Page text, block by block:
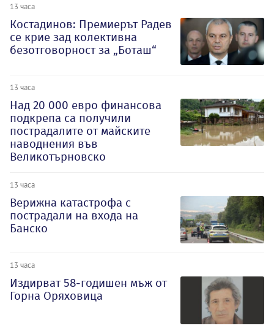
13 часа
Костадинов: Премиерът Радев
се крие зад колективна
безотговорност за „Боташ“
13 часа
Над 20 000 евро финансова
подкрепа са получили
пострадалите от майските
наводнения във
Великотърновско
13 часа
Верижна катастрофа с
пострадали на входа на
Банско
13 часа
Издирват 58-годишен мъж от
Горна Оряховица